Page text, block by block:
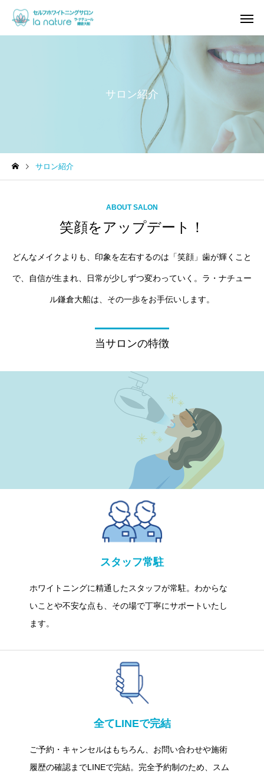
サロン紹介
サロン紹介
ABOUT SALON
笑顔をアップデート！
どんなメイクよりも、印象を左右するのは「笑顔」歯が輝くこと
で、自信が生まれ、日常が少しずつ変わっていく。ラ・ナチュー
ル鎌倉大船は、その一歩をお手伝いします。
当サロンの特徴
スタッフ常駐
ホワイトニングに精通したスタッフが常駐。わからな
いことや不安な点も、その場で丁寧にサポートいたし
ます。
全てLINEで完結
ご予約・キャンセルはもちろん、お問い合わせや施術
履歴の確認までLINEで完結。完全予約制のため、スム